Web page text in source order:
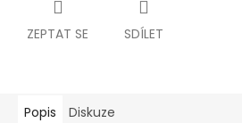
ZEPTAT SE SDÍLET
Popis Diskuze